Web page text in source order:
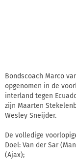
Bondscoach Marco
opgenomen in de
interland tegen
zijn Maarten
Wesley Sneijder.
De volledige
Doel: Van der Sar
(Ajax);